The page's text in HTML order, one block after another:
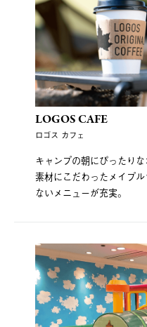
LOGOS CAFE
ロゴス カフェ
キャンプの朝にぴったり
素材にこだわったメイプ
ないメニューが充実。